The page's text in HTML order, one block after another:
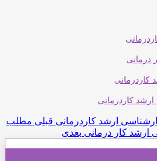
درمانی
کاردرمانی
ارشد کاردرمانی قبلی مطلب
ارشد کار درمانی بعدی